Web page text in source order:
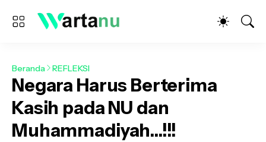
Beranda REFLEKSI
Negara Harus Berterima
Kasih pada NU dan
Muhammadiyah...!!!